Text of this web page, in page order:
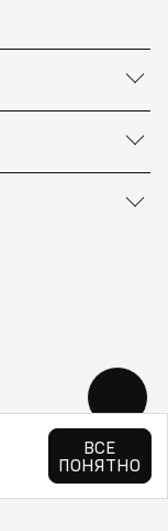
ВСЕ
ПОНЯТНО